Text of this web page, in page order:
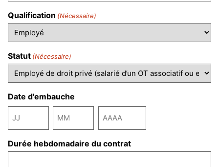
Qualification (Nécessaire)
Statut (Nécessaire)
Date d'embauche
Durée hebdomadaire du contrat